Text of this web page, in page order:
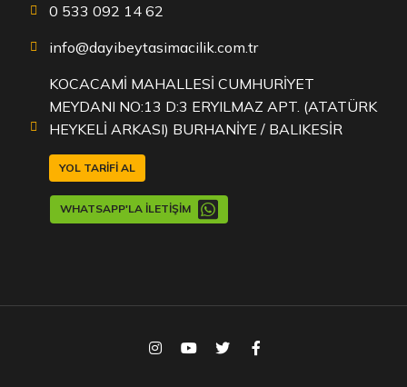
0 533 092 14 62
info@dayibeytasimacilik.com.tr
KOCACAMİ MAHALLESİ CUMHURİYET
MEYDANI NO:13 D:3 ERYILMAZ APT. (ATATÜRK
HEYKELİ ARKASI) BURHANİYE / BALIKESİR
YOL TARIFI AL
WHATSAPP'LA İLETIŞIM